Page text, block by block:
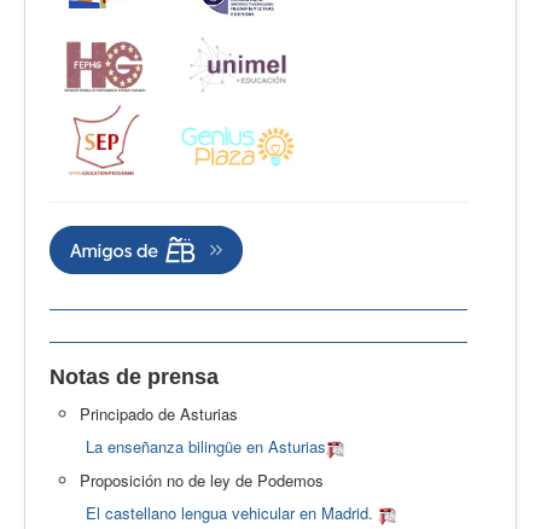
Notas de prensa
Principado de Asturias
La enseñanza bilingüe en Asturias
Proposición no de ley de Podemos
El castellano lengua vehicular en Madrid.